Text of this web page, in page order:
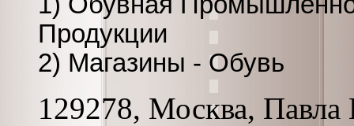
Продукции
2) Магазины - Обувь
129278, Москва, Павла